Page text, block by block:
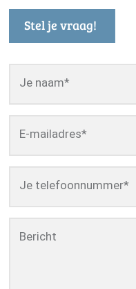
Stel je vraag!
Je naam*
E-mailadres*
Je telefoonnummer*
Bericht